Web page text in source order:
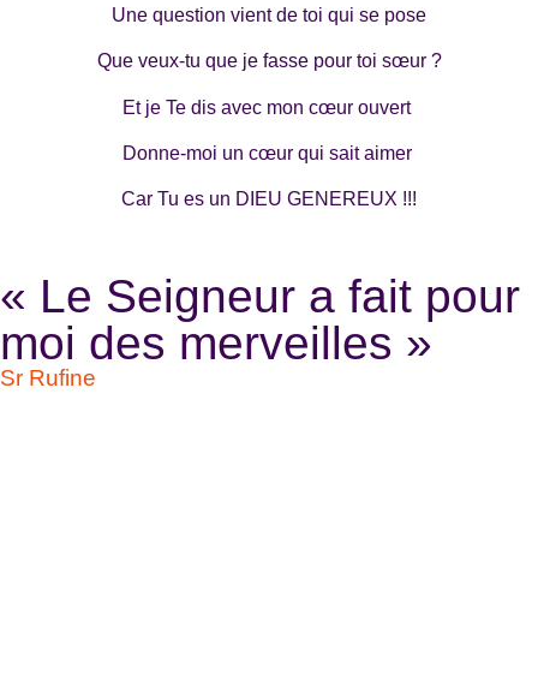
Une question vient de toi qui se pose
Que veux-tu que je fasse pour toi sœur ?
Et je Te dis avec mon cœur ouvert
Donne-moi un cœur qui sait aimer
Car Tu es un DIEU GENEREUX !!!
« Le Seigneur a fait pour
moi des merveilles »
Sr Rufine